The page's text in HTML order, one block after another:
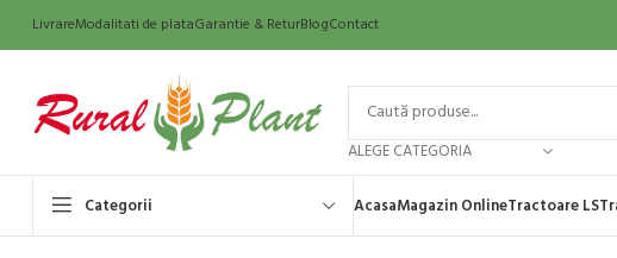
LivrareModalitati de plataGarantie & ReturBlogContact
ALEGE CATEGORIA
Categorii AcasaMagazin OnlineTractoare LS